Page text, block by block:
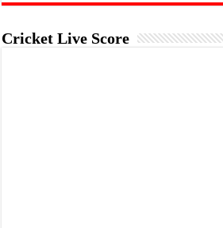
Cricket Live Score